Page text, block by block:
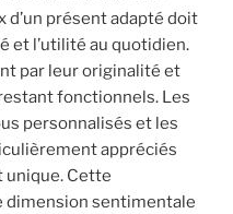
d’un présent adapté doit
et l’utilité au quotidien.
par leur originalité et
fonctionnels. Les
personnalisés et les
appréciés
unique. Cette
dimension sentimentale